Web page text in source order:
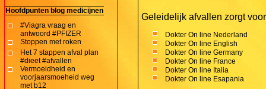
Hoofdpunten blog medicijnen
#Viagra vraag en
antwoord #PFIZER
Stoppen met roken
Het 7 stappen afval plan
#dieet #afvallen
Vermoeidheid en
voorjaarsmoeheid weg
met b12
Geleidelijk afvallen zorgt
Dokter On line Nederland
Dokter On line English
Dokter On line Germany
Dokter On line France
Dokter On line Italia
Dokter On line Esapania